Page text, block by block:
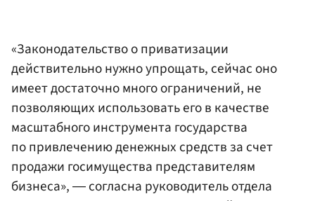
«Законодательство о приватизации
действительно нужно упрощать, сейчас оно
имеет достаточно много ограничений, не
позволяющих использовать его в качестве
масштабного инструмента государства
по привлечению денежных средств за счет
продажи госимущества представителям
бизнеса», ― согласна руководитель отдела